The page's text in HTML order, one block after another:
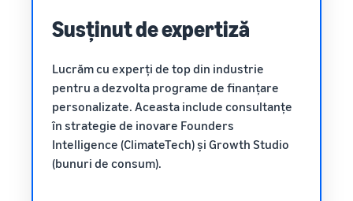
Susținut de expertiză
Lucrăm cu experți de top din industrie
pentru a dezvolta programe de finanțare
personalizate. Aceasta include consultanțe
în strategie de inovare Founders
Intelligence (ClimateTech) și Growth Studio
(bunuri de consum).